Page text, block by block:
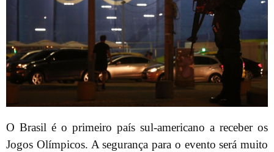
O Brasil é o primeiro país sul-americano a receber os
Jogos Olímpicos. A segurança para o evento será muito